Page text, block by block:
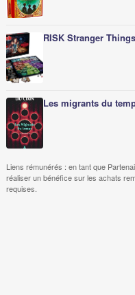
RISK Stranger Things
Les migrants du
Liens rémunérés : en tant que
réaliser un bénéfice sur les achats
requises.